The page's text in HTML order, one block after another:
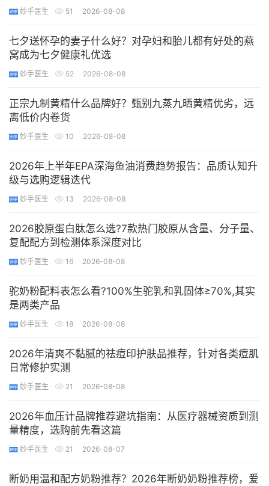
妙手医生 51 2026-08-08
七夕送怀孕的妻子什么好？对孕妇和胎儿都有好处的燕
窝成为七夕健康礼优选
妙手医生 52 2026-08-08
正宗九制黄精什么品牌好？甄别九蒸九晒黄精优劣，远
离低价内卷货
妙手医生 10 2026-08-08
2026年上半年EPA深海鱼油消费趋势报告：品质认知升
级与选购逻辑迭代
妙手医生 13 2026-08-08
2026胶原蛋白肽怎么选?7款热门胶原从含量、分子量、
复配配方到检测体系深度对比
妙手医生 16 2026-08-08
驼奶粉配料表怎么看?100%生驼乳和乳固体≥70%,其实
是两类产品
妙手医生 18 2026-08-08
2026年清爽不黏腻的祛痘印护肤品推荐，针对各类痘肌
日常修护实测
妙手医生 21 2026-08-08
2026年血压计品牌推荐避坑指南：从医疗器械资质到测
量精度，选购前先看这篇
妙手医生 21 2026-08-07
断奶用温和配方奶粉推荐？2026年断奶奶粉推荐榜，爱